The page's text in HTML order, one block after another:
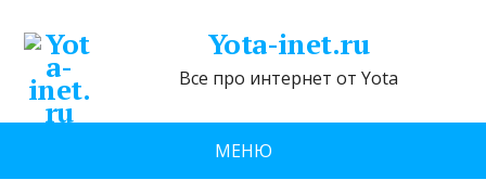
Yota-inet.ru
Все про интернет от Yota
МЕНЮ